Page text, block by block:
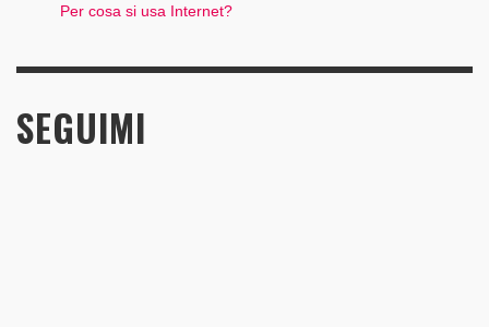
Per cosa si usa Internet?
SEGUIMI